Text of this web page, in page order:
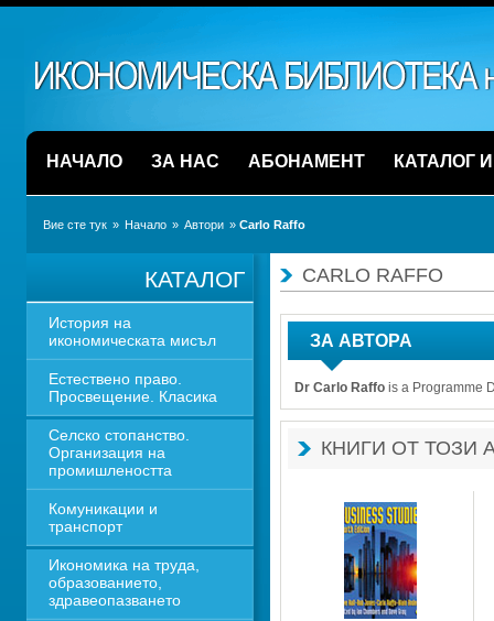
НАЧАЛО ЗА НАС АБОНАМЕНТ КАТАЛОГ
Вие сте тук » Начало » Автори » Carlo Raffo
КАТАЛОГ
История на
икономическата мисъл
Естествено право.
Просвещение. Класика
Селско стопанство.
Организация на
промишлеността
Комуникации и
транспорт
Икономика на труда,
образованието,
здравеопазването
CARLO RAFFO
ЗА АВТОРА
Dr Carlo Raffois a Programme
КНИГИ ОТ ТОЗИ